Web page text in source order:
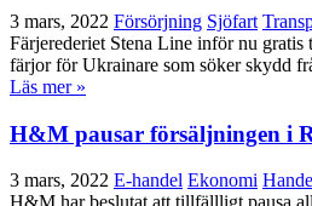
3 mars, 2022 Försörjning Sjöfart
Färjerederiet Stena Line inför nu gratis
färjor för Ukrainare som söker skydd
Läs mer »
H&M pausar försäljningen i
3 mars, 2022 E-handel Ekonomi